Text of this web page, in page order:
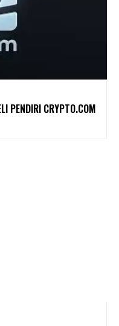
PENDIRI CRYPTO.COM